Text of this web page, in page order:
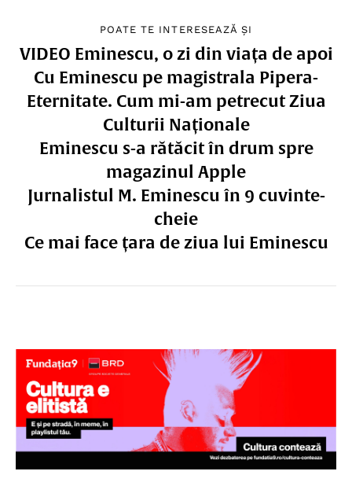
POATE TE INTERESEAZĂ ȘI
VIDEO Eminescu, o zi din viața de apoi
Cu Eminescu pe magistrala Pipera-
Eternitate. Cum mi-am petrecut Ziua
Culturii Naționale
Eminescu s-a rătăcit în drum spre
magazinul Apple
Jurnalistul M. Eminescu în 9 cuvinte-
cheie
Ce mai face țara de ziua lui Eminescu